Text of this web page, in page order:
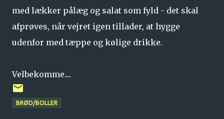
med lækker pålæg og salat som fyld - det skal
afprøves, når vejret igen tillader, at hygge
udenfor med tæppe og kølige drikke.
Velbekomme....
BRØD/BOLLER